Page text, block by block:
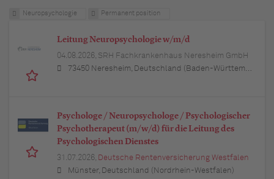
Neuropsychologie Permanent position
Leitung Neuropsychologie w/m/d
04.08.2026, SRH Fachkrankenhaus Neresheim GmbH
73450 Neresheim, Deutschland (Baden-Württemberg)
Psychologe / Neuropsychologe / Psychologischer
Psychotherapeut (m/w/d) für die Leitung des
Psychologischen Dienstes
31.07.2026, Deutsche Rentenversicherung Westfalen
Münster, Deutschland (Nordrhein-Westfalen)